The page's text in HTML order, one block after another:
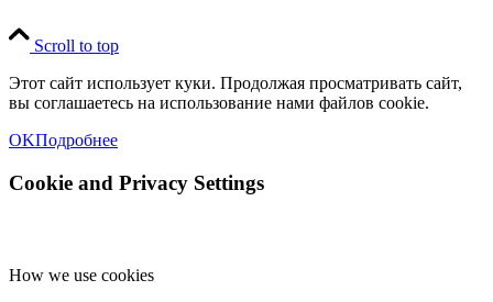
Scroll to top
Этот сайт использует куки. Продолжая просматривать сайт,
вы соглашаетесь на использование нами файлов cookie.
OKПодробнее
Cookie and Privacy Settings
How we use cookies